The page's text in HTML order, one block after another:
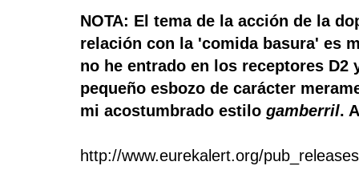
NOTA: El tema de la acción de la
relación con la 'comida basura' es
no he entrado en los receptores D2
pequeño esbozo de carácter
mi acostumbrado estilo gamberril.
http://www.eurekalert.org/